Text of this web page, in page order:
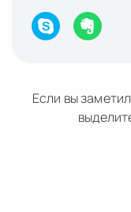
Если вы